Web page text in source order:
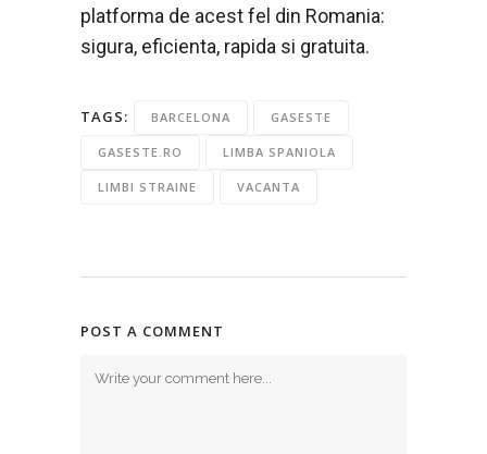
platforma de acest fel din Romania:
sigura, eficienta, rapida si gratuita.
TAGS: BARCELONA GASESTE
GASESTE.RO LIMBA SPANIOLA
LIMBI STRAINE VACANTA
POST A COMMENT